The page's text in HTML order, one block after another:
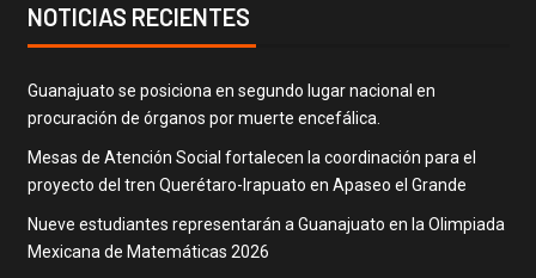
NOTICIAS RECIENTES
Guanajuato se posiciona en segundo lugar nacional en
procuración de órganos por muerte encefálica.
Mesas de Atención Social fortalecen la coordinación para el
proyecto del tren Querétaro-Irapuato en Apaseo el Grande
Nueve estudiantes representarán a Guanajuato en la Olimpiada
Mexicana de Matemáticas 2026